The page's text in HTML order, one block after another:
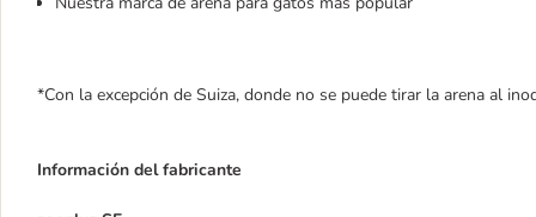
*Con la excepción de Suiza, donde no se puede tirar la arena al
Información del fabricante